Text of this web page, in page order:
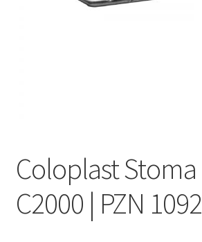
Coloplast Stoma
C2000 | PZN